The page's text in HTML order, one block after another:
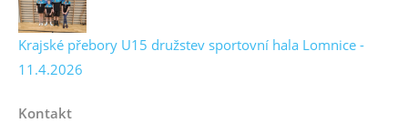
Krajské přebory U15 družstev sportovní hala Lomnice -
11.4.2026
Kontakt